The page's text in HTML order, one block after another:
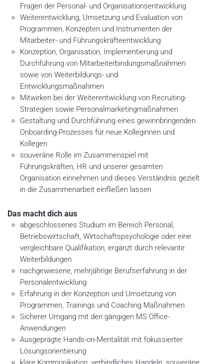
Fragen der Personal- und Organisationsentwicklung
Weiterentwicklung, Umsetzung und Evaluation von
Programmen, Konzepten und Instrumenten der
Mitarbeiter- und Führungskräfteentwicklung
Konzeption, Organisation, Implementierung und
Durchführung von Mitarbeiterbindungsmaßnahmen
sowie von Weiterbildungs- und
Entwicklungsmaßnahmen
Mitwirken bei der Weiterentwicklung von Recruiting-
Strategien sowie Personalmarketingmaßnahmen
Gestaltung und Durchführung eines gewinnbringenden
Onboarding-Prozesses für neue Kolleginnen und
Kollegen
souveräne Rolle im Zusammenspiel mit
Führungskräften, HR und unserer gesamten
Organisation einnehmen und dieses Verständnis gezielt
in die Zusammenarbeit einfließen lassen
Das macht dich aus
abgeschlossenes Studium im Bereich Personal,
Betriebswirtschaft, Wirtschaftspsychologie oder eine
vergleichbare Qualifikation, ergänzt durch relevante
Weiterbildungen
nachgewiesene, mehrjährige Berufserfahrung in der
Personalentwicklung
Erfahrung in der Konzeption und Umsetzung von
Programmen, Trainings und Coaching Maßnahmen
Sicherer Umgang mit den gängigen MS Office-
Anwendungen
Ausgeprägte Hands-on-Mentalität mit fokussierter
Lösungsorientierung